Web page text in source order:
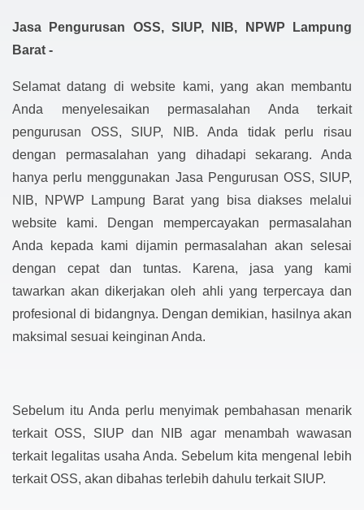
Jasa Pengurusan OSS, SIUP, NIB, NPWP Lampung
Barat -
Selamat datang di website kami, yang akan membantu
Anda menyelesaikan permasalahan Anda terkait
pengurusan OSS, SIUP, NIB. Anda tidak perlu risau
dengan permasalahan yang dihadapi sekarang. Anda
hanya perlu menggunakan Jasa Pengurusan OSS, SIUP,
NIB, NPWP Lampung Barat yang bisa diakses melalui
website kami. Dengan mempercayakan permasalahan
Anda kepada kami dijamin permasalahan akan selesai
dengan cepat dan tuntas. Karena, jasa yang kami
tawarkan akan dikerjakan oleh ahli yang terpercaya dan
profesional di bidangnya. Dengan demikian, hasilnya akan
maksimal sesuai keinginan Anda.
Sebelum itu Anda perlu menyimak pembahasan menarik
terkait OSS, SIUP dan NIB agar menambah wawasan
terkait legalitas usaha Anda. Sebelum kita mengenal lebih
terkait OSS, akan dibahas terlebih dahulu terkait SIUP.